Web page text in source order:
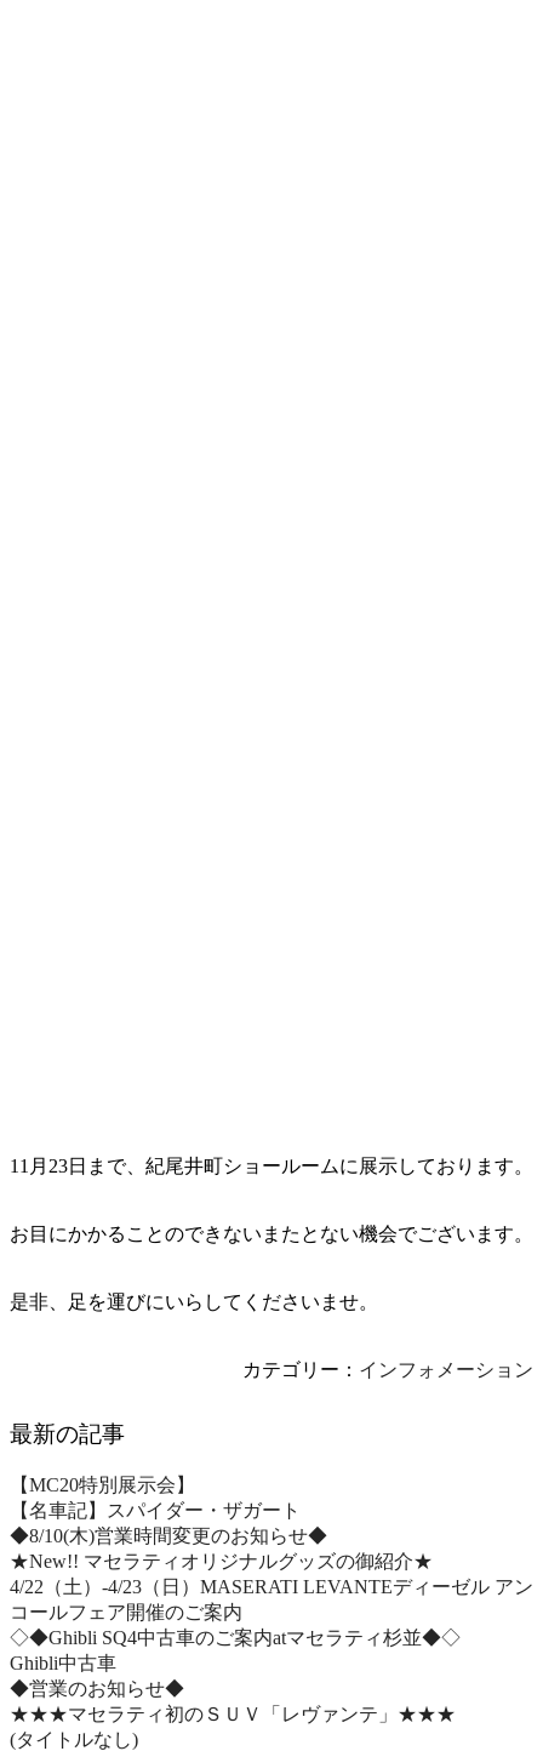
11月23日まで、紀尾井町ショールームに展示しております。
お目にかかることのできないまたとない機会でございます。
是非、足を運びにいらしてくださいませ。
カテゴリー： インフォメーション
最新の記事
【MC20特別展示会】
【名車記】スパイダー・ザガート
◆8/10(木)営業時間変更のお知らせ◆
★New!! マセラティオリジナルグッズの御紹介★
4/22（土）-4/23（日）MASERATI LEVANTEディーゼル アン
コールフェア開催のご案内
◇◆Ghibli SQ4中古車のご案内atマセラティ杉並◆◇
Ghibli中古車
◆営業のお知らせ◆
★★★マセラティ初のＳＵＶ「レヴァンテ」★★★
(タイトルなし)